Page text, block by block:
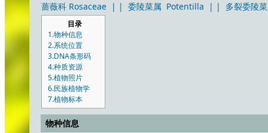
蔷薇科 Rosaceae | | 委陵菜属 Potentilla | | 多裂委陵
目录
1.物种信息
2.系统位置
3.DNA条形码
4.种质资源
5.植物照片
6.民族植物学
7.植物标本
物种信息